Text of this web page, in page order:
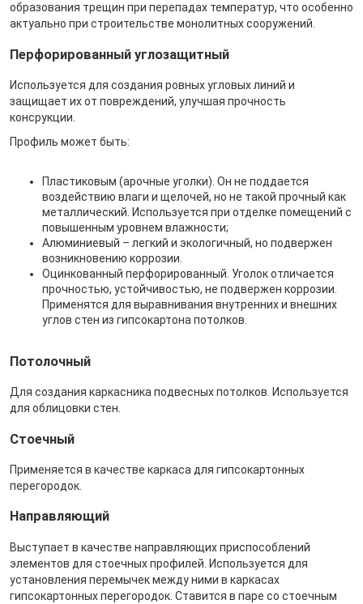
образования трещин при перепадах температур, что особенно
актуально при строительстве монолитных сооружений.
Перфорированный углозащитный
Используется для создания ровных угловых линий и
защищает их от повреждений, улучшая прочность
консрукции.
Профиль может быть:
Пластиковым (арочные уголки). Он не поддается
воздействию влаги и щелочей, но не такой прочный как
металлический. Используется при отделке помещений с
повышенным уровнем влажности;
Алюминиевый – легкий и экологичный, но подвержен
возникновению коррозии.
Оцинкованный перфорированный. Уголок отличается
прочностью, устойчивостью, не подвержен коррозии.
Применятся для выравнивания внутренних и внешних
углов стен из гипсокартона потолков.
Потолочный
Для создания каркасника подвесных потолков. Используется
для облицовки стен.
Стоечный
Применяется в качестве каркаса для гипсокартонных
перегородок.
Направляющий
Выступает в качестве направляющих приспособлений
элементов для стоечных профилей. Используется для
установления перемычек между ними в каркасах
гипсокартонных перегородок. Ставится в паре со стоечным